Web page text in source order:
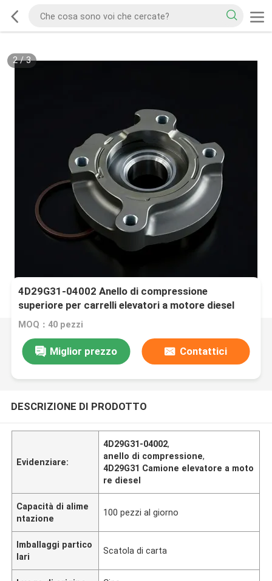
2/3
4D29G31-04002 Anello di compressione
superiore per carrelli elevatori a motore diesel
4D29G31
MOQ：40 pezzi
Miglior prezzo Contattici
DESCRIZIONE DI PRODOTTO
Evidenziare:
4D29G31-04002,
anello di compressione,
4D29G31 Camione elevatore a moto
re diesel
Capacità di alime
ntazione
100 pezzi al giorno
Imballaggi partico
lari
Scatola di carta